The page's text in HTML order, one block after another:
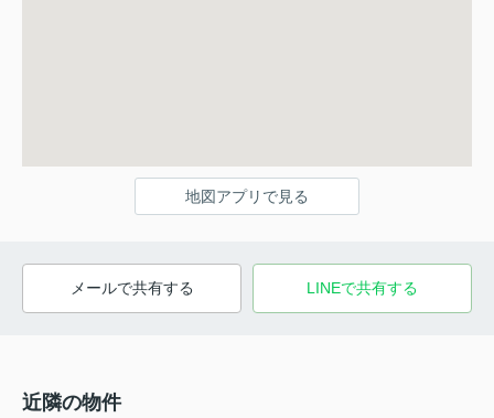
地図アプリで見る
メールで共有する LINEで共有する
近隣の物件